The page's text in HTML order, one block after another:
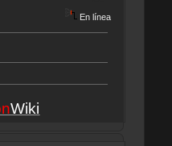
En línea
Wiki